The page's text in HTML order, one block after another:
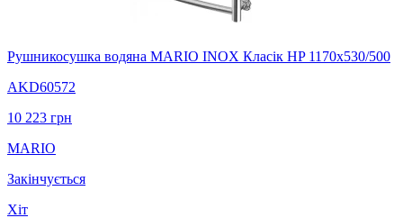
Рушникосушка водяна MARIO INOX Класік HP 1170х530/500
AKD60572
10 223 грн
MARIO
Закінчується
Хіт